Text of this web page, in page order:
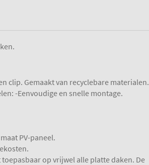
clip. Gemaakt van recyclebare materialen.
-Eenvoudige en snelle montage.
PV-paneel.
op vrijwel alle platte daken. De